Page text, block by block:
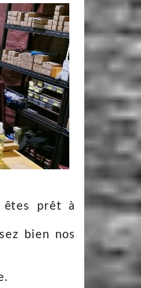
êtes prêt à
bien nos